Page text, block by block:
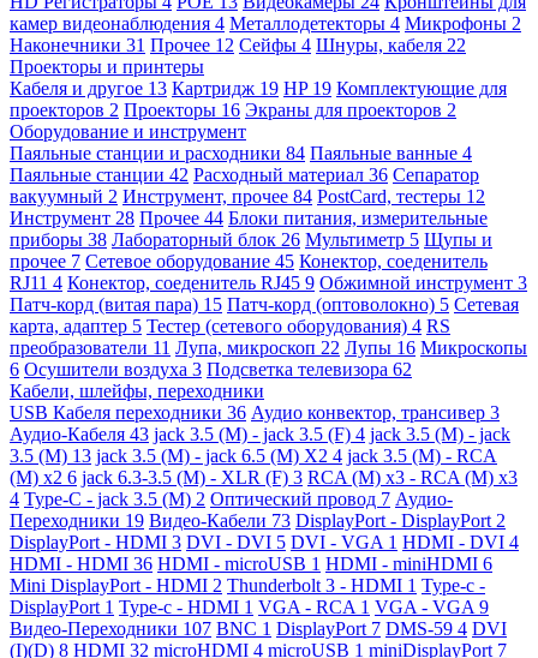
камер видеонаблюдения 4 Металлодетекторы 4 Микрофоны 2
Наконечники 31 Прочее 12 Сейфы 4 Шнуры, кабеля 22
Проекторы и принтеры
Кабеля и другое 13 Картридж 19 HP 19 Комплектующие для
проекторов 2 Проекторы 16 Экраны для проекторов 2
Оборудование и инструмент
Паяльные станции и расходники 84 Паяльные ванные 4
Паяльные станции 42 Расходный материал 36 Сепаратор
вакуумный 2 Инструмент, прочее 84 PostCard, тестеры 12
Инструмент 28 Прочее 44 Блоки питания, измерительные
приборы 38 Лабораторный блок 26 Мультиметр 5 Щупы и
прочее 7 Сетевое оборудование 45 Конектор, соеденитель
RJ11 4 Конектор, соеденитель RJ45 9 Обжимной инструмент 3
Патч-корд (витая пара) 15 Патч-корд (оптоволокно) 5 Сетевая
карта, адаптер 5 Тестер (сетевого оборудования) 4 RS
преобразователи 11 Лупа, микроскоп 22 Лупы 16 Микроскопы
6 Осушители воздуха 3 Подсветка телевизора 62
Кабели, шлейфы, переходники
USB Кабеля переходники 36 Аудио конвектор, трансивер 3
Аудио-Кабеля 43 jack 3.5 (M) - jack 3.5 (F) 4 jack 3.5 (M) - jack
3.5 (M) 13 jack 3.5 (M) - jack 6.5 (M) X2 4 jack 3.5 (M) - RCA
(M) x2 6 jack 6.3-3.5 (M) - XLR (F) 3 RCA (M) x3 - RCA (M) x3
4 Type-C - jack 3.5 (M) 2 Оптический провод 7 Аудио-
Переходники 19 Видео-Кабели 73 DisplayPort - DisplayPort 2
DisplayPort - HDMI 3 DVI - DVI 5 DVI - VGA 1 HDMI - DVI 4
HDMI - HDMI 36 HDMI - microUSB 1 HDMI - miniHDMI 6
Mini DisplayPort - HDMI 2 Thunderbolt 3 - HDMI 1 Type-c -
DisplayPort 1 Type-c - HDMI 1 VGA - RCA 1 VGA - VGA 9
Видео-Переходники 107 BNC 1 DisplayPort 7 DMS-59 4 DVI
(I)(D) 8 HDMI 32 microHDMI 4 microUSB 1 miniDisplayPort 7